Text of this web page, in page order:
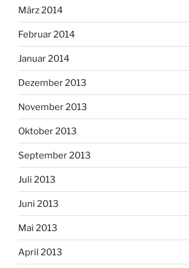
März 2014
Februar 2014
Januar 2014
Dezember 2013
November 2013
Oktober 2013
September 2013
Juli 2013
Juni 2013
Mai 2013
April 2013